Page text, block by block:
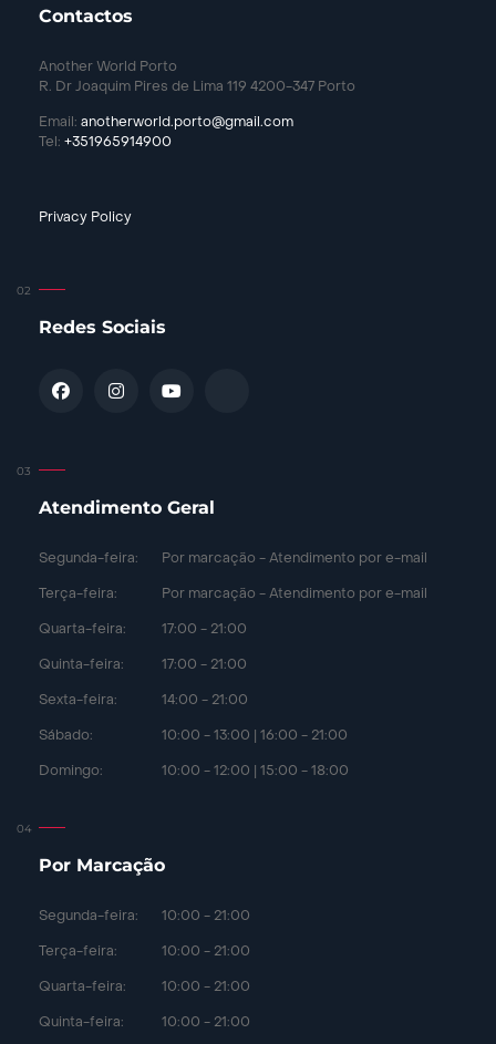
Contactos
Another World Porto
R. Dr Joaquim Pires de Lima 119 4200-347 Porto
Email: anotherworld.porto@gmail.com
Tel: +351965914900
Privacy Policy
Redes Sociais
Atendimento Geral
Segunda-feira: Por marcação - Atendimento por e-mail
Terça-feira: Por marcação - Atendimento por e-mail
Quarta-feira: 17:00 - 21:00
Quinta-feira: 17:00 - 21:00
Sexta-feira: 14:00 - 21:00
Sábado: 10:00 - 13:00 | 16:00 - 21:00
Domingo: 10:00 - 12:00 | 15:00 - 18:00
Por Marcação
Segunda-feira: 10:00 - 21:00
Terça-feira: 10:00 - 21:00
Quarta-feira: 10:00 - 21:00
Quinta-feira: 10:00 - 21:00